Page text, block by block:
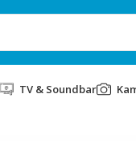
TV & Soundbar